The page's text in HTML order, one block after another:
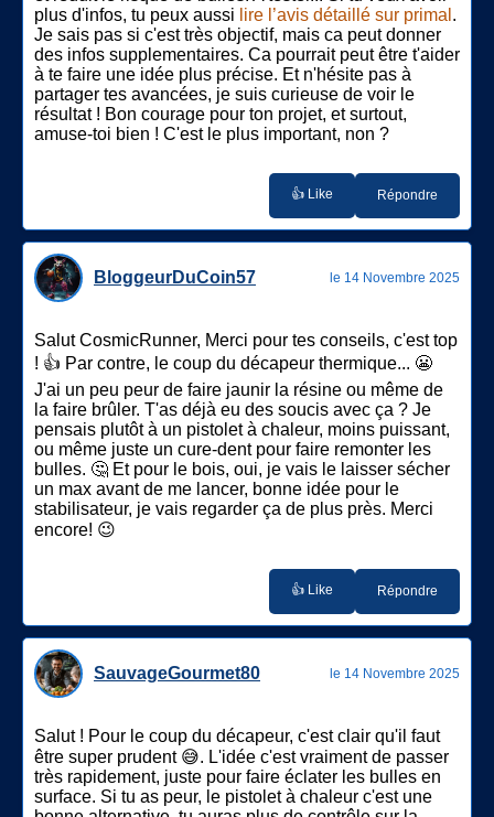
plus d'infos, tu peux aussi lire l’avis détaillé sur primal .
Je sais pas si c'est très objectif, mais ca peut donner
des infos supplementaires. Ca pourrait peut être t'aider
à te faire une idée plus précise. Et n'hésite pas à
partager tes avancées, je suis curieuse de voir le
résultat ! Bon courage pour ton projet, et surtout,
amuse-toi bien ! C'est le plus important, non ?
👍 Like Répondre
BloggeurDuCoin57 le 14 Novembre 2025
Salut CosmicRunner, Merci pour tes conseils, c'est top
! 👍 Par contre, le coup du décapeur thermique... 😬
J'ai un peu peur de faire jaunir la résine ou même de
la faire brûler. T'as déjà eu des soucis avec ça ? Je
pensais plutôt à un pistolet à chaleur, moins puissant,
ou même juste un cure-dent pour faire remonter les
bulles. 🤔 Et pour le bois, oui, je vais le laisser sécher
un max avant de me lancer, bonne idée pour le
stabilisateur, je vais regarder ça de plus près. Merci
encore! 😉
👍 Like Répondre
SauvageGourmet80 le 14 Novembre 2025
Salut ! Pour le coup du décapeur, c'est clair qu'il faut
être super prudent 😅. L'idée c'est vraiment de passer
très rapidement, juste pour faire éclater les bulles en
surface. Si tu as peur, le pistolet à chaleur c'est une